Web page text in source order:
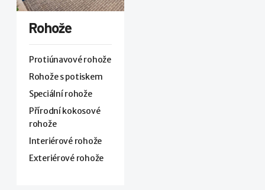
Rohože
Protiúnavové rohože
Rohože s potiskem
Speciální rohože
Přírodní kokosové
rohože
Interiérové rohože
Exteriérové rohože